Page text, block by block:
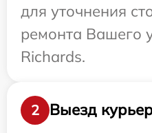
для уточнения
ремонта Вашего
Richards.
2
Выезд